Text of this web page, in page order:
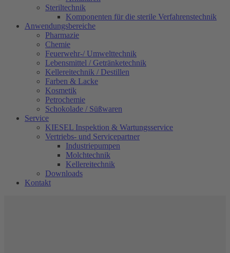
Steriltechnik
Komponenten für die sterile Verfahrenstechnik
Anwendungsbereiche
Pharmazie
Chemie
Feuerwehr-/ Umwelttechnik
Lebensmittel / Getränketechnik
Kellereitechnik / Destillen
Farben & Lacke
Kosmetik
Petrochemie
Schokolade / Süßwaren
Service
KIESEL Inspektion & Wartungsservice
Vertriebs- und Servicepartner
Industriepumpen
Molchtechnik
Kellereitechnik
Downloads
Kontakt